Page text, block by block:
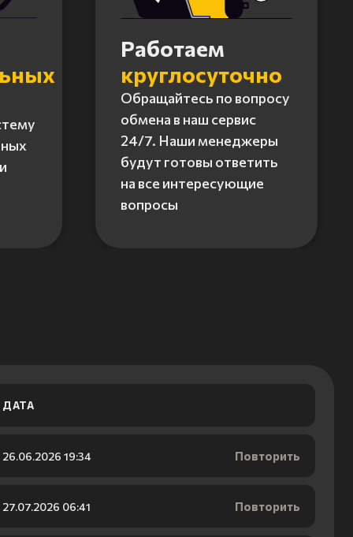
Работаем
круглосуточно
Обращайтесь по вопросу
обмена в наш сервис
24/7. Наши менеджеры
будут готовы ответить
на все интересующие
вопросы
ДАТА
26.06.2026 19:34 Повторить
27.07.2026 06:41 Повторить